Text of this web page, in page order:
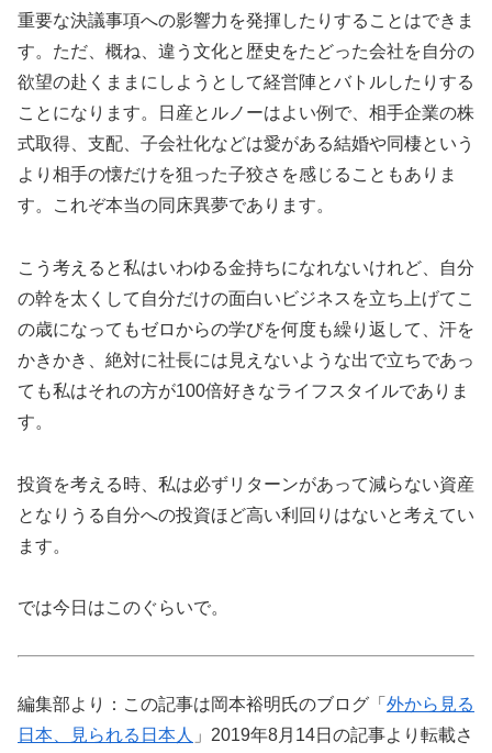
重要な決議事項への影響力を発揮したりすることはできま
す。ただ、概ね、違う文化と歴史をたどった会社を自分の
欲望の赴くままにしようとして経営陣とバトルしたりする
ことになります。日産とルノーはよい例で、相手企業の株
式取得、支配、子会社化などは愛がある結婚や同棲という
より相手の懐だけを狙った子狡さを感じることもありま
す。これぞ本当の同床異夢であります。
こう考えると私はいわゆる金持ちになれないけれど、自分
の幹を太くして自分だけの面白いビジネスを立ち上げてこ
の歳になってもゼロからの学びを何度も繰り返して、汗を
かきかき、絶対に社長には見えないような出で立ちであっ
ても私はそれの方が100倍好きなライフスタイルでありま
す。
投資を考える時、私は必ずリターンがあって減らない資産
となりうる自分への投資ほど高い利回りはないと考えてい
ます。
では今日はこのぐらいで。
編集部より：この記事は岡本裕明氏のブログ「 外から見る
日本、見られる日本人 」2019年8月14日の記事より転載さ